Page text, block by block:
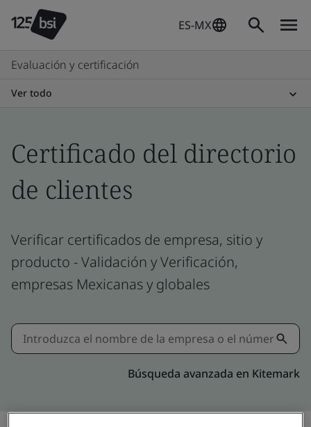
ES-MX
Evaluación y certificación
Ver todo
Certificado del directorio
de clientes
Verificar certificados de empresa, sitio y
producto - Validación y Verificación,
empresas Mexicanas y globales
Búsqueda avanzada en Kitemark